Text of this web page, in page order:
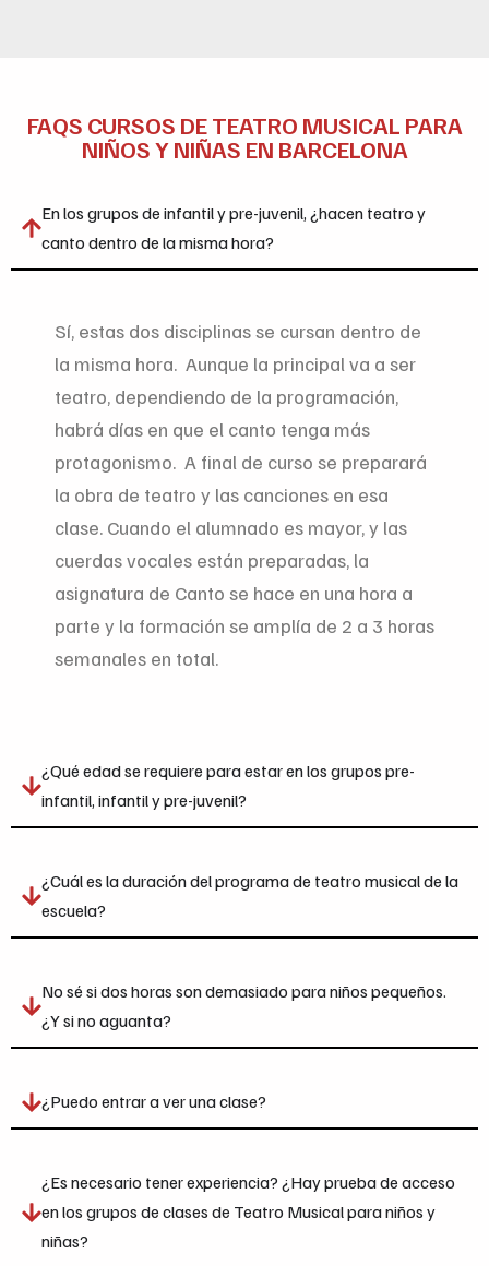
FAQS CURSOS DE TEATRO MUSICAL PARA
NIÑOS Y NIÑAS EN BARCELONA
En los grupos de infantil y pre-juvenil, ¿hacen teatro y
canto dentro de la misma hora?
Sí, estas dos disciplinas se cursan dentro de
la misma hora. Aunque la principal va a ser
teatro, dependiendo de la programación,
habrá días en que el canto tenga más
protagonismo. A final de curso se preparará
la obra de teatro y las canciones en esa
clase. Cuando el alumnado es mayor, y las
cuerdas vocales están preparadas, la
asignatura de Canto se hace en una hora a
parte y la formación se amplía de 2 a 3 horas
semanales en total.
¿Qué edad se requiere para estar en los grupos pre-
infantil, infantil y pre-juvenil?
¿Cuál es la duración del programa de teatro musical de la
escuela?
No sé si dos horas son demasiado para niños pequeños.
¿Y si no aguanta?
¿Puedo entrar a ver una clase?
¿Es necesario tener experiencia? ¿Hay prueba de acceso
en los grupos de clases de Teatro Musical para niños y
niñas?